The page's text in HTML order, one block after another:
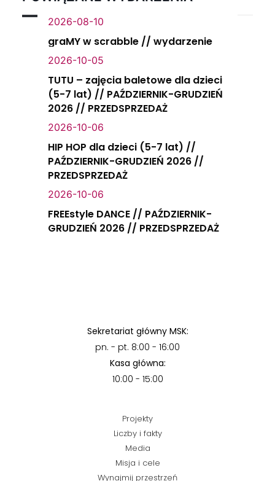
2026-08-10
graMY w scrabble // wydarzenie
2026-10-05
TUTU – zajęcia baletowe dla dzieci
(5-7 lat) // PAŹDZIERNIK-GRUDZIEŃ
2026 // PRZEDSPRZEDAŻ
2026-10-06
HIP HOP dla dzieci (5-7 lat) //
PAŹDZIERNIK-GRUDZIEŃ 2026 //
PRZEDSPRZEDAŻ
2026-10-06
FREEstyle DANCE // PAŹDZIERNIK-
GRUDZIEŃ 2026 // PRZEDSPRZEDAŻ
Sekretariat główny MSK:
pn. - pt. 8:00 - 16:00
Kasa główna:
10:00 - 15:00
Projekty
Liczby i fakty
Media
Misja i cele
Wynajmij przestrzeń